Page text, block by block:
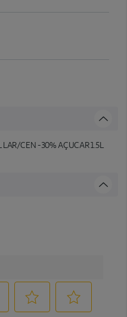
LAR/CEN -30% AÇUCAR 1.5L